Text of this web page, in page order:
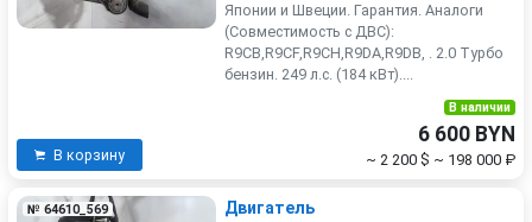
Японии и Швеции. Гарантия. Аналоги
(Совместимость с ДВС):
R9CB,R9CF,R9CH,R9DA,R9DB, . 2.0 Турбо
бензин. 249 л.с. (184 кВт)....
В корзину
В наличии
6 600 BYN
~ 2 200 $ ~ 198 000 ₽
№ 64610_569
Двигатель